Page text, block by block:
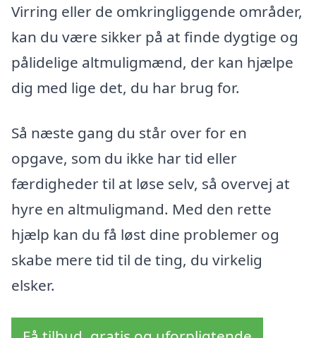
Virring eller de omkringliggende områder,
kan du være sikker på at finde dygtige og
pålidelige altmuligmænd, der kan hjælpe
dig med lige det, du har brug for.
Så næste gang du står over for en
opgave, som du ikke har tid eller
færdigheder til at løse selv, så overvej at
hyre en altmuligmand. Med den rette
hjælp kan du få løst dine problemer og
skabe mere tid til de ting, du virkelig
elsker.